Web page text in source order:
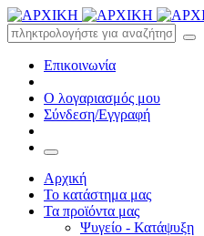
Επικοινωνία
Ο λογαριασμός μου
Σύνδεση/Εγγραφή
Αρχική
Το κατάστημα μας
Τα προϊόντα μας
Ψυγείο - Κατάψυξη